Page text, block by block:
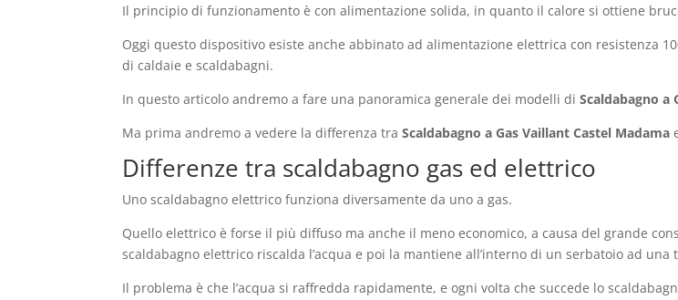
Il principio di funzionamento è con alimentazione solida, in quanto il calore si ottiene
Oggi questo dispositivo esiste anche abbinato ad alimentazione elettrica con resistenza
di caldaie e scaldabagni.
In questo articolo andremo a fare una panoramica generale dei modelli diScaldabagno a
Ma prima andremo a vedere la differenza traScaldabagno a Gas Vaillant Castel Madama
Differenze tra scaldabagno gas ed elettrico
Uno scaldabagno elettrico funziona diversamente da uno a gas.
Quello elettrico è forse il più diffuso ma anche il meno economico, a causa del grande
scaldabagno elettrico riscalda l’acqua e poi la mantiene all’interno di un serbatoio ad una
Il problema è che l’acqua si raffredda rapidamente, e ogni volta che succede lo